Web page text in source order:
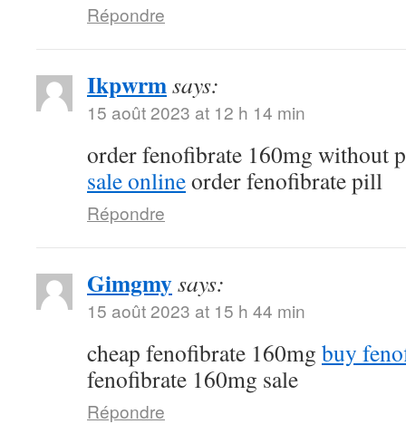
Répondre
Ikpwrmsays:
15 août 2023 at 12 h 14 min
order fenofibrate 160mg without
sale onlineorder fenofibrate pill
Répondre
Gimgmysays:
15 août 2023 at 15 h 44 min
cheap fenofibrate 160mg buy
fenofibrate 160mg sale
Répondre